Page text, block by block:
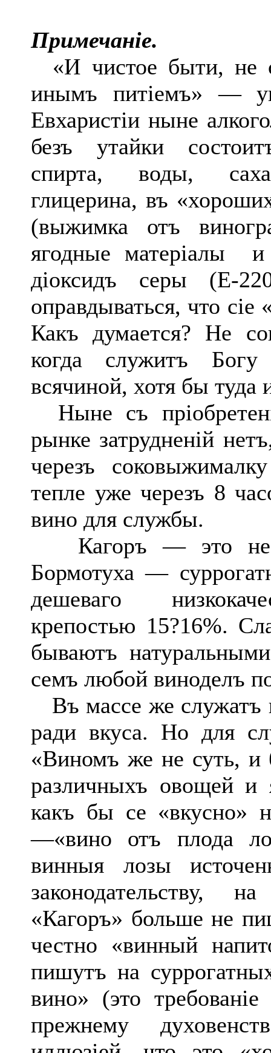
Примечаніе.
«И чистое быти, не
инымъ питіемъ» —
Евхаристіи ныне
безъ утайки
спирта, воды,
глицерина, въ
(выжимка отъ
ягодные матеріалы
діоксидъ серы (Е-
оправдываться, что сіе
Какъ думается? Не
когда служитъ Богу
всячиной, хотя бы туда
Ныне съ
рынке затрудненій
черезъ
тепле уже черезъ 8
вино для службы.
Кагоръ — это не
Бормотуха —
дешеваго
крепостью 15?16%.
бываютъ
семъ любой виноделъ
Въ массе же служатъ
ради вкуса. Но для
«Виномъ же не суть, и
различныхъ овощей и
какъ бы се «вкусно»
—«вино отъ плода
винныя лозы
законодательству,
«Кагоръ» больше не
честно «винный
пишутъ на
вино» (это
прежнему